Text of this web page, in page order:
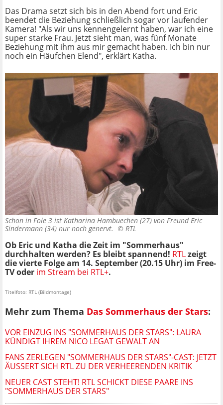
Das Drama setzt sich bis in den Abend fort und Eric
beendet die Beziehung schließlich sogar vor laufender
Kamera! "Als wir uns kennengelernt haben, war ich eine
super starke Frau. Jetzt sieht man, was fünf Monate
Beziehung mit ihm aus mir gemacht haben. Ich bin nur
noch ein Häufchen Elend", erklärt Katha.
Schon in Fole 3 ist Katharina Hambuechen (27) von Freund Eric
Sindermann (34) nur noch genervt. © RTL
Ob Eric und Katha die Zeit im "Sommerhaus"
durchhalten werden? Es bleibt spannend! RTLzeigt
die vierte Folge am 14. September (20.15 Uhr) im Free-
TV oder im Stream bei RTL+.
Titelfoto: RTL (Bildmontage)
Mehr zum Thema Das Sommerhaus der Stars:
VOR EINZUG INS "SOMMERHAUS DER STARS": LAURA
KÜNDIGT IHREM NICO LEGAT GEWALT AN
FANS ZERLEGEN "SOMMERHAUS DER STARS"-CAST: JETZT
ÄUSSERT SICH RTL ZU DER VERHEERENDEN KRITIK
NEUER CAST STEHT! RTL SCHICKT DIESE PAARE INS
"SOMMERHAUS DER STARS"